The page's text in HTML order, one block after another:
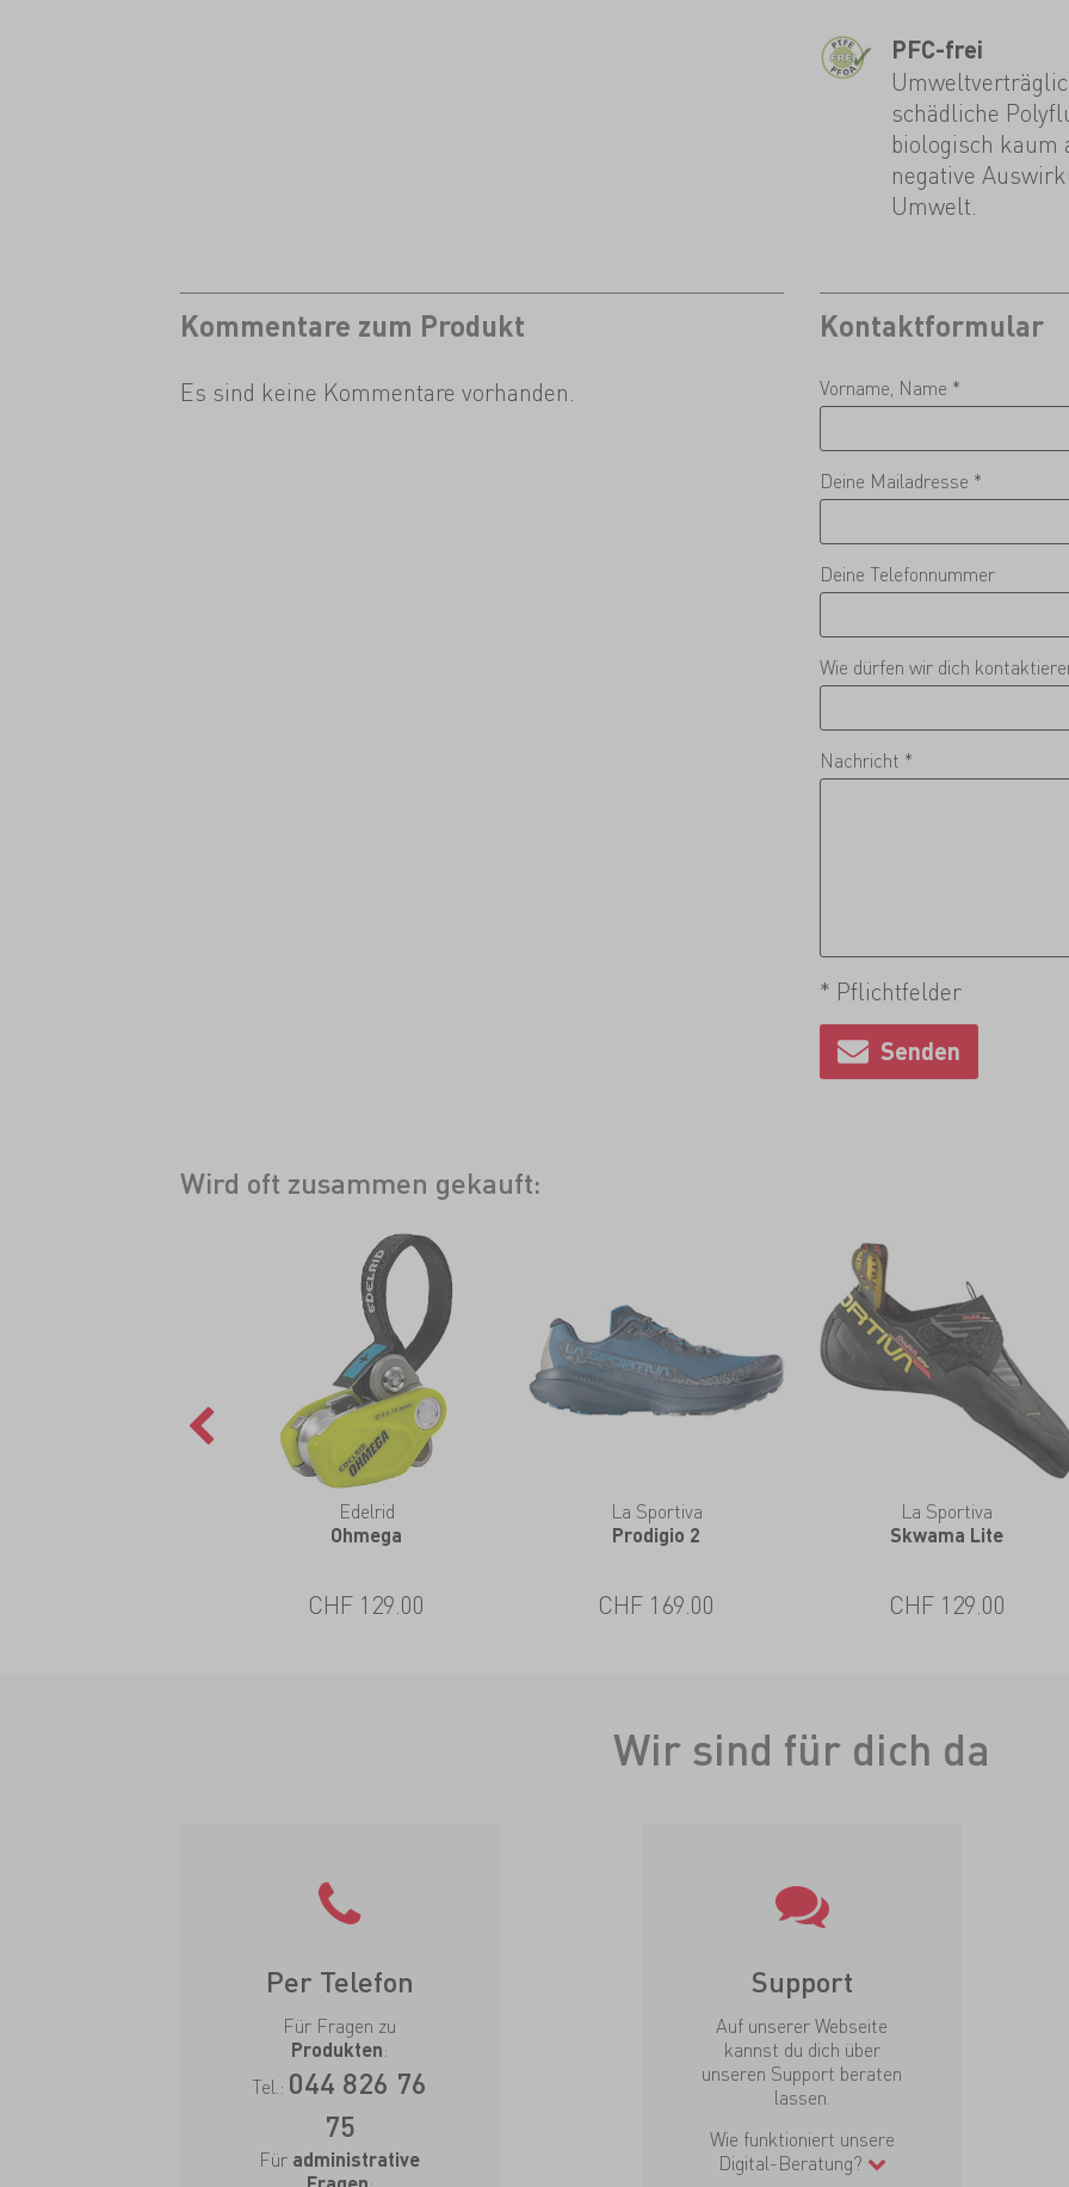
PFC-frei
schädliche
biologisch kaum
negative
Umwelt.
Kommentare zum Produkt
Es sind keine Kommentare vorhanden.
Kontaktformular
Vorname, Name *
Deine Mailadresse *
Deine Telefonnummer
Wie dürfen wir dich
Nachricht *
* Pflichtfelder
Wird oft zusammen gekauft:
Edelrid
Ohmega
CHF 129.00
La Sportiva
Prodigio 2
CHF 169.00
La Sportiva
Skwama Lite
CHF 129.00
Wir sind für dich da
Per Telefon
Für Fragen zu
Produkten:
Tel.: 044 826 76
75
Für administrative
Support
Auf unserer Webseite
kannst du dich über
unseren Support beraten
lassen.
Wie funktioniert unsere
Digital-Beratung?